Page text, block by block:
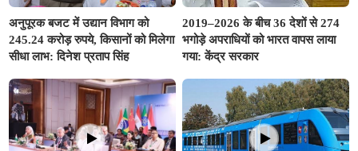
अनुपूरक बजट में उद्यान विभाग को
245.24 करोड़ रुपये, किसानों को मिलेगा
सीधा लाभ: दिनेश प्रताप सिंह
2019–2026 के बीच 36 देशों से 274
भगोड़े अपराधियों को भारत वापस लाया
गया: केंद्र सरकार